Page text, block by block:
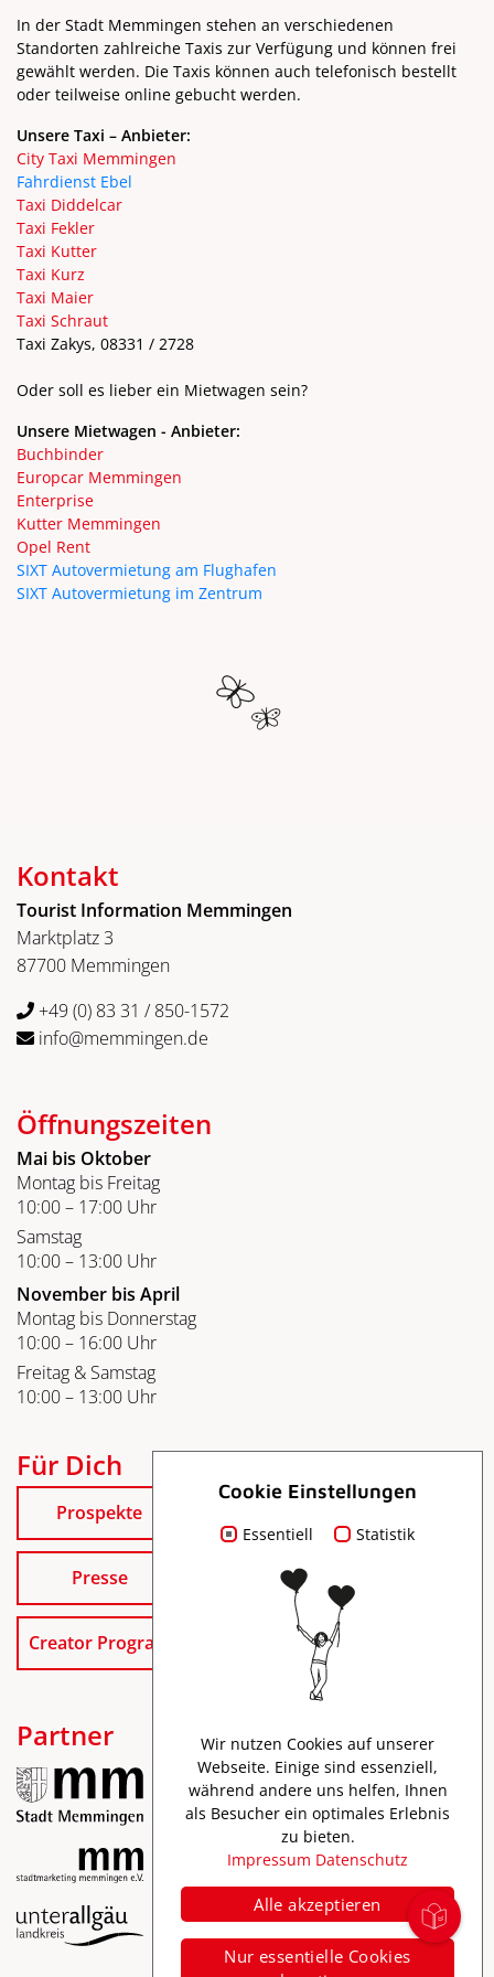
In der Stadt Memmingen stehen an verschiedenen
Standorten zahlreiche Taxis zur Verfügung und können frei
gewählt werden. Die Taxis können auch telefonisch bestellt
oder teilweise online gebucht werden.
Unsere Taxi – Anbieter:
City Taxi Memmingen
Fahrdienst Ebel
Taxi Diddelcar
Taxi Fekler
Taxi Kutter
Taxi Kurz
Taxi Maier
Taxi Schraut
Taxi Zakys, 08331 / 2728
Oder soll es lieber ein Mietwagen sein?
Unsere Mietwagen - Anbieter:
Buchbinder
Europcar Memmingen
Enterprise
Kutter Memmingen
Opel Rent
SIXT Autovermietung am Flughafen
SIXT Autovermietung im Zentrum
Kontakt
Tourist Information Memmingen
Marktplatz 3
87700 Memmingen
+49 (0) 83 31 / 850-1572
info@memmingen.de
Öffnungszeiten
Mai bis Oktober
Montag bis Freitag
10:00 – 17:00 Uhr
Samstag
10:00 – 13:00 Uhr
November bis April
Montag bis Donnerstag
10:00 – 16:00 Uhr
Freitag & Samstag
10:00 – 13:00 Uhr
Für Dich
Prospekte
Presse
Creator Program
Partner
Impressum
Datenschutz
Cookie Einstellungen
Essentiell Statistik
Wir nutzen Cookies auf unserer
Webseite. Einige sind essenziell,
während andere uns helfen, Ihnen
als Besucher ein optimales Erlebnis
zu bieten.
Impressum Datenschutz
Alle akzeptieren
Nur essentielle Cookies